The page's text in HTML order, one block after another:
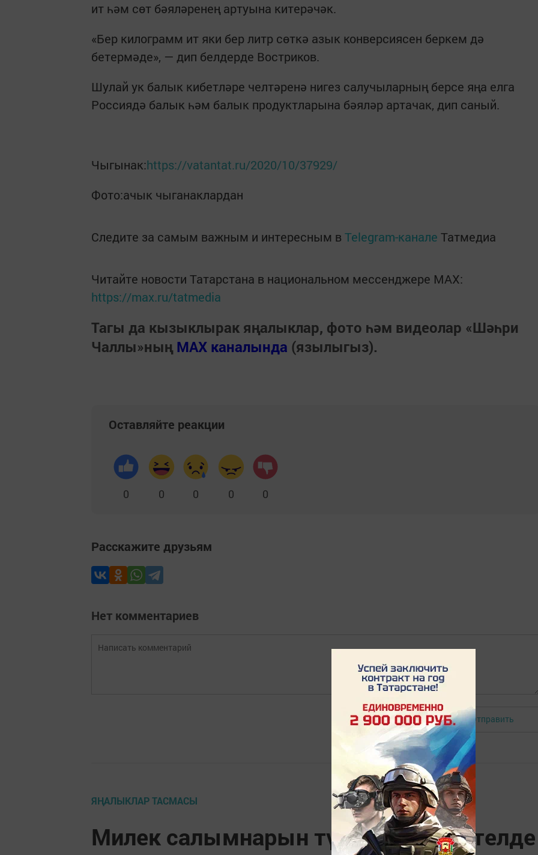
ит һәм сөт бәяләренең артуына китерәчәк.
«Бер килограмм ит яки бер литр сөткә азык конверсиясен беркем дә
бетермәде», — дип белдерде Востриков.
Шулай ук балык кибетләре челтәренә нигез салучыларның берсе яңа елга
Россиядә балык һәм балык продуктларына бәяләр артачак, дип саный.
Чыгынак:https://vatantat.ru/2020/10/37929/
Фото:ачык чыганаклардан
Следите за самым важным и интересным в Telegram-канале Татмедиа
Читайте новости Татарстана в национальном мессенджере MАХ:
https://max.ru/tatmedia
Тагы да кызыклырак яңалыклар, фото һәм видеолар «Шәһри
Чаллы»ның MAX каналында (язылыгыз).
Оставляйте реакции
0 0 0 0 0
Расскажите друзьям
Нет комментариев
Авторизоваться Отправить
ЯҢАЛЫКЛАР ТАСМАСЫ
Милек салымнарын түләү җиңеләйтелде